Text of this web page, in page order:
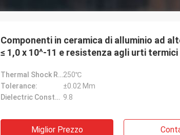
Componenti in ceramica di alluminio ad
≤ 1,0 x 10^-11 e resistenza agli urti
Thermal Shock Resistance:250℃
Tolerance:
±0.02 Mm
Dielectric Constant: 9.8
Miglior Prezzo